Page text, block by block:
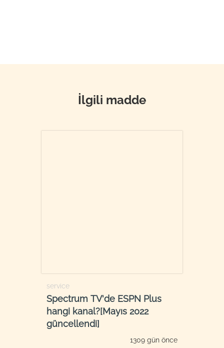
İlgili madde
service
Spectrum TV'de ESPN Plus
hangi kanal?[Mayıs 2022
güncellendi]
1309 gün önce